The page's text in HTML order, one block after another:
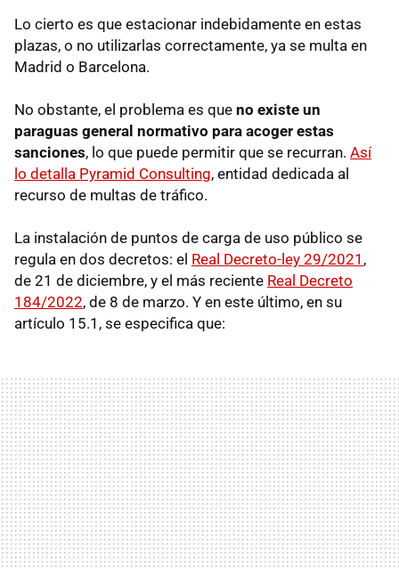
Lo cierto es que estacionar indebidamente en estas
plazas, o no utilizarlas correctamente, ya se multa en
Madrid o Barcelona.
No obstante, el problema es que no existe un
paraguas general normativo para acoger estas
sanciones, lo que puede permitir que se recurran. Así
lo detalla Pyramid Consulting, entidad dedicada al
recurso de multas de tráfico.
La instalación de puntos de carga de uso público se
regula en dos decretos: el Real Decreto-ley 29/2021 ,
de 21 de diciembre, y el más reciente Real Decreto
184/2022, de 8 de marzo. Y en este último, en su
artículo 15.1, se especifica que: